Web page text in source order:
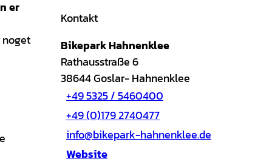
er
Kontakt
Bikepark Hahnenklee
Rathausstraße 6
38644Goslar- Hahnenklee
+49 5325 / 5460400
+49 (0)179 2740477
info@bikepark-hahnenklee.de
Website